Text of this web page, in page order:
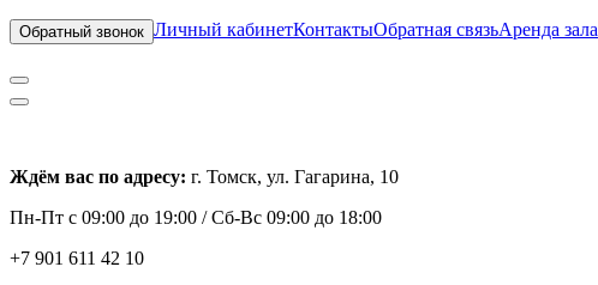
Обратный звонок Личный кабинетКонтактыОбратная связьАренда зала
Ждём вас по адресу: г. Томск, ул. Гагарина, 10
Пн-Пт с 09:00 до 19:00 /Сб-Вс 09:00 до 18:00
+7 901 611 42 10